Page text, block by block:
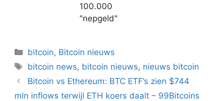
100.000
"nepgeld"
Categorieën
bitcoin, Bitcoin nieuws
Tags
bitcoin news, bitcoin nieuws, nieuws bitcoin
Berichtnavigatie
Bitcoin vs Ethereum: BTC ETF’s zien $744
mln inflows terwijl ETH koers daalt – 99Bitcoins